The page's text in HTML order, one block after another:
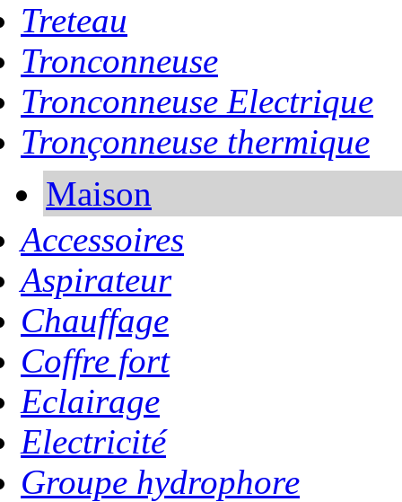
Treteau
Tronconneuse
Tronconneuse Electrique
Tronçonneuse thermique
Maison
Accessoires
Aspirateur
Chauffage
Coffre fort
Eclairage
Electricité
Groupe hydrophore